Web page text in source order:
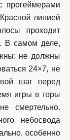
прогеймерами
линией
проходит
В самом деле,
не должны
24×7, не
шаг перед
игры в горы
смертельно.
небосвода
особенно